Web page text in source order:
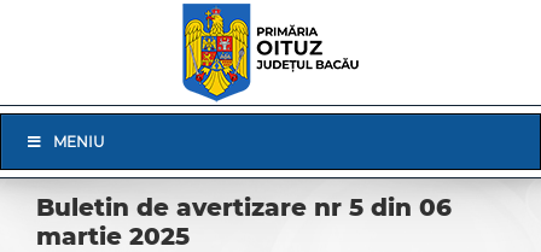
Navigation
MENIU
Buletin de avertizare nr 5 din 06
martie 2025